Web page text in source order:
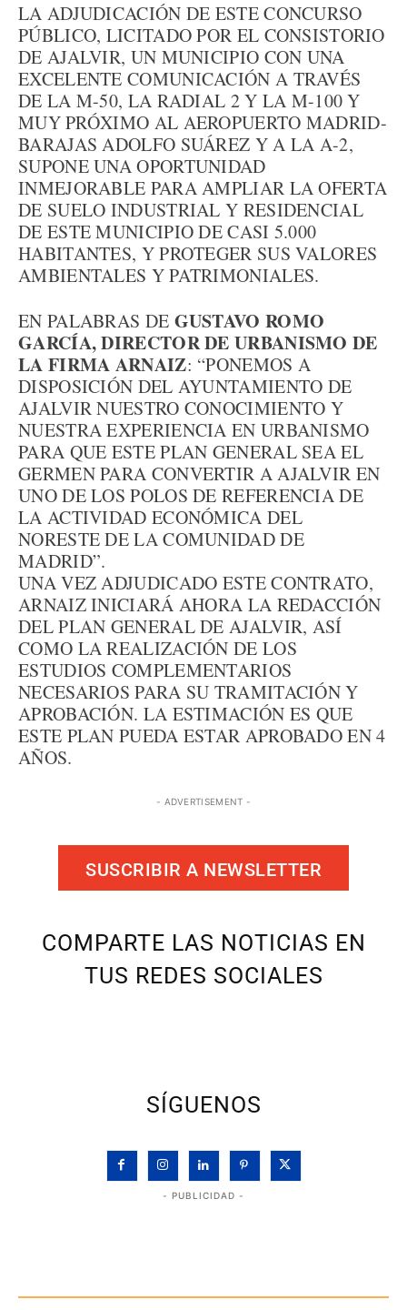
LA ADJUDICACIÓN DE ESTE CONCURSO
PÚBLICO, LICITADO POR EL CONSISTORIO
DE AJALVIR, UN MUNICIPIO CON UNA
EXCELENTE COMUNICACIÓN A TRAVÉS
DE LA M-50, LA RADIAL 2 Y LA M-100 Y
MUY PRÓXIMO AL AEROPUERTO MADRID-
BARAJAS ADOLFO SUÁREZ Y A LA A-2,
SUPONE UNA OPORTUNIDAD
INMEJORABLE PARA AMPLIAR LA OFERTA
DE SUELO INDUSTRIAL Y RESIDENCIAL
DE ESTE MUNICIPIO DE CASI 5.000
HABITANTES, Y PROTEGER SUS VALORES
AMBIENTALES Y PATRIMONIALES.
EN PALABRAS DE GUSTAVO ROMO
GARCÍA, DIRECTOR DE URBANISMO DE
LA FIRMA ARNAIZ: “PONEMOS A
DISPOSICIÓN DEL AYUNTAMIENTO DE
AJALVIR NUESTRO CONOCIMIENTO Y
NUESTRA EXPERIENCIA EN URBANISMO
PARA QUE ESTE PLAN GENERAL SEA EL
GERMEN PARA CONVERTIR A AJALVIR EN
UNO DE LOS POLOS DE REFERENCIA DE
LA ACTIVIDAD ECONÓMICA DEL
NORESTE DE LA COMUNIDAD DE
MADRID”.
UNA VEZ ADJUDICADO ESTE CONTRATO,
ARNAIZ INICIARÁ AHORA LA REDACCIÓN
DEL PLAN GENERAL DE AJALVIR, ASÍ
COMO LA REALIZACIÓN DE LOS
ESTUDIOS COMPLEMENTARIOS
NECESARIOS PARA SU TRAMITACIÓN Y
APROBACIÓN. LA ESTIMACIÓN ES QUE
ESTE PLAN PUEDA ESTAR APROBADO EN 4
AÑOS.
- ADVERTISEMENT -
SUSCRIBIR A NEWSLETTER
COMPARTE LAS NOTICIAS EN
TUS REDES SOCIALES
SÍGUENOS
- PUBLICIDAD -